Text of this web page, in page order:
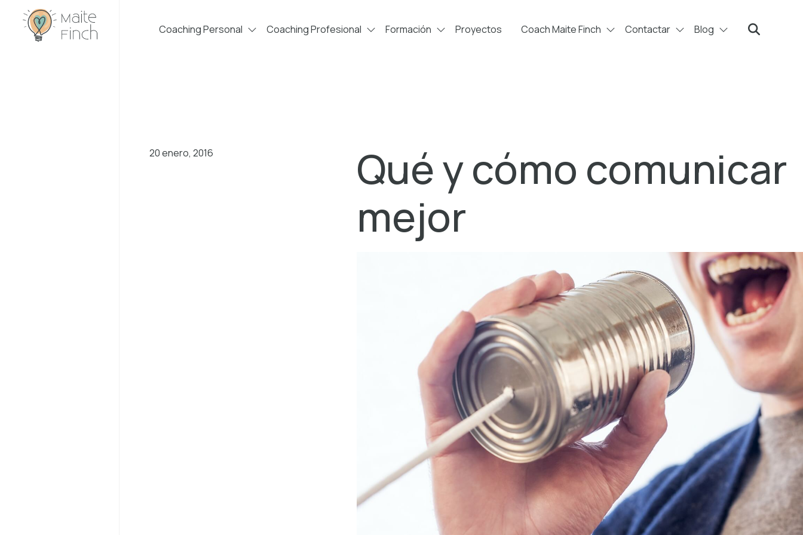
Coaching Personal Coaching Profesional Formación Proyectos Coach Maite Finch Contactar Blog
Search
20 enero, 2016
Qué y cómo comunicar
mejor